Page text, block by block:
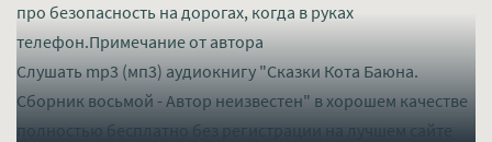
про безопасность на дорогах, когда в руках
телефон.Примечание от автора
Слушать mp3 (мп3) аудиокнигу "Сказки Кота Баюна.
Сборник восьмой - Автор неизвестен" в хорошем качестве
полностью бесплатно без регистрации на лучшем сайте